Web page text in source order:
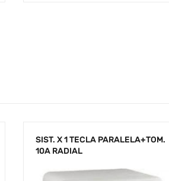
SIST. X 1 TECLA PARALELA+TOM.
10A RADIAL